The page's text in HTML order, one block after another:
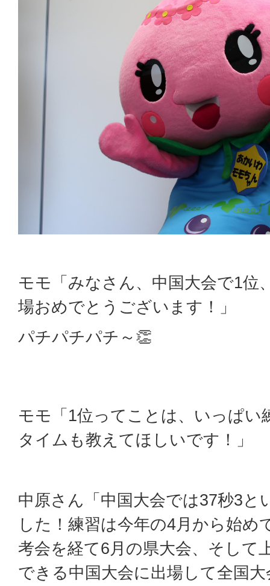
モモ「みなさん、中国大会で1位
場おめでとうございます！」
パチパチパチ～👏
モモ「1位ってことは、いっぱい
タイムも教えてほしいです！」
中原さん「中国大会では37秒3と
した！練習は今年の4月から始め
考会を経て6月の県大会、そして
できる中国大会に出場して全国